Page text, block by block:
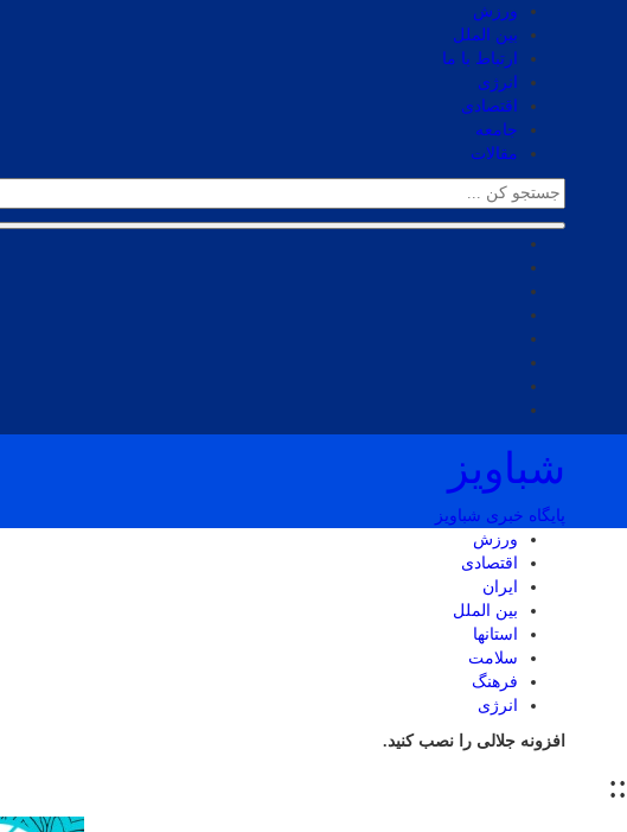
ورزش
بین الملل
ارتباط با ما
انرژی
اقتصادی
جامعه
مقالات
شباویز
پایگاه خبری شباویز
ورزش
اقتصادی
ایران
بین الملل
استانها
سلامت
فرهنگ
انرژی
افزونه جلالی را نصب کنید.
::